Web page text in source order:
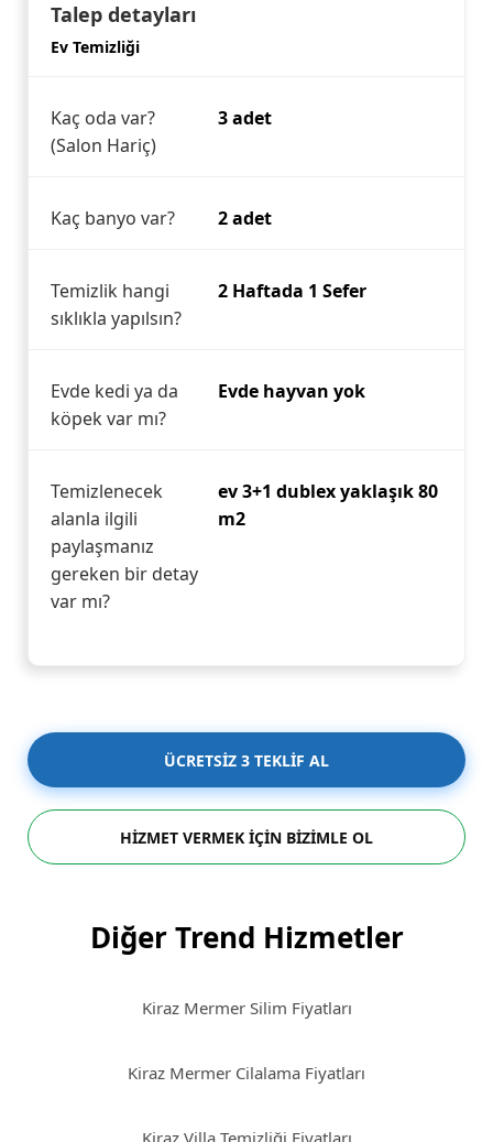
Talep detayları
Ev Temizliği
Kaç oda var?
(Salon Hariç)
3 adet
Kaç banyo var? 2 adet
Temizlik hangi
sıklıkla yapılsın?
2 Haftada 1 Sefer
Evde kedi ya da
köpek var mı?
Evde hayvan yok
Temizlenecek
alanla ilgili
paylaşmanız
gereken bir detay
var mı?
ev 3+1 dublex yaklaşık 80
m2
ÜCRETSİZ 3 TEKLİF AL
HİZMET VERMEK İÇİN BİZİMLE OL
Diğer Trend Hizmetler
Kiraz Mermer Silim Fiyatları
Kiraz Mermer Cilalama Fiyatları
Kiraz Villa Temizliği Fiyatları